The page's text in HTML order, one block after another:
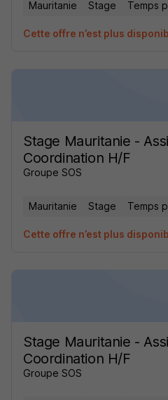
Mauritanie Stage Temps
Cette offre n’est plus
Stage Mauritanie -
Coordination H/F
Groupe SOS
Mauritanie Stage Temps
Cette offre n’est plus
Stage Mauritanie -
Coordination H/F
Groupe SOS